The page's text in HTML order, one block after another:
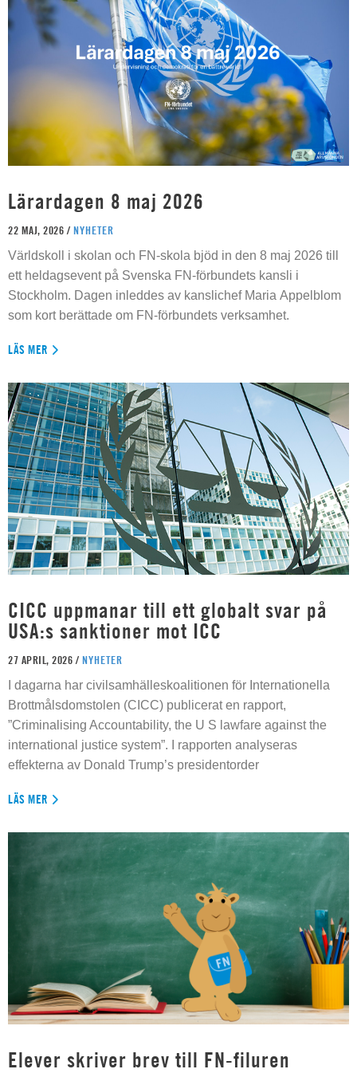
Lärardagen 8 maj 2026
22 MAJ, 2026 / NYHETER
Världskoll i skolan och FN-skola bjöd in den 8 maj 2026 till
ett heldagsevent på Svenska FN-förbundets kansli i
Stockholm. Dagen inleddes av kanslichef Maria Appelblom
som kort berättade om FN-förbundets verksamhet.
LÄS MER
CICC uppmanar till ett globalt svar på
USA:s sanktioner mot ICC
27 APRIL, 2026 / NYHETER
I dagarna har civilsamhälleskoalitionen för Internationella
Brottmålsdomstolen (CICC) publicerat en rapport,
”Criminalising Accountability, the U S lawfare against the
international justice system”. I rapporten analyseras
effekterna av Donald Trump’s presidentorder
LÄS MER
Elever skriver brev till FN-filuren